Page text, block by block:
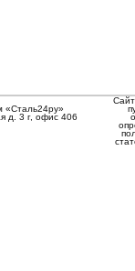
«Сталь24ру»
д. 3 г, офис 406